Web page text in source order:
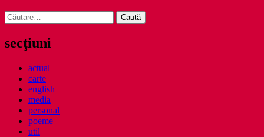
Caută
după:
secţiuni
actual
carte
english
media
personal
poeme
util